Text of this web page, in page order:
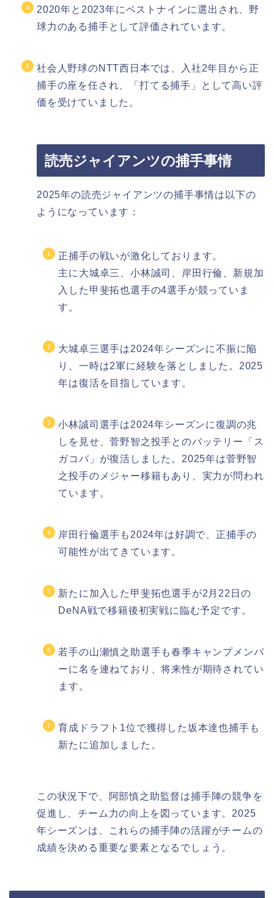
2020年と2023年にベストナインに選出され、野
球力のある捕手として評価されています。
社会人野球のNTT西日本では、入社2年目から正
捕手の座を任され、「打てる捕手」として高い評
価を受けていました。
読売ジャイアンツの捕手事情
2025年の読売ジャイアンツの捕手事情は以下の
ようになっています：
正捕手の戦いが激化しております。
主に大城卓三、小林誠司、岸田行倫、新規加
入した甲斐拓也選手の4選手が競っていま
す。
大城卓三選手は2024年シーズンに不振に陥
り、一時は2軍に経験を落としました。2025
年は復活を目指しています。
小林誠司選手は2024年シーズンに復調の兆
しを見せ、菅野智之投手とのバッテリー「ス
ガコバ」が復活しました。2025年は菅野智
之投手のメジャー移籍もあり、実力が問われ
ています。
岸田行倫選手も2024年は好調で、正捕手の
可能性が出てきています。
新たに加入した甲斐拓也選手が2月22日の
DeNA戦で移籍後初実戦に臨む予定です。
若手の山瀬慎之助選手も春季キャンプメンバ
ーに名を連ねており、将来性が期待されてい
ます。
育成ドラフト1位で獲得した坂本達也捕手も
新たに追加しました。
この状況下で、阿部慎之助監督は捕手陣の競争を
促進し、チーム力の向上を図っています。2025
年シーズンは、これらの捕手陣の活躍がチームの
成績を決める重要な要素となるでしょう。